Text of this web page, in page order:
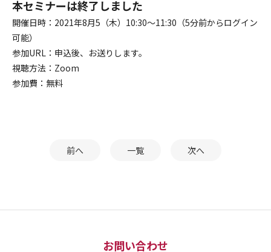
本セミナーは終了しました
開催日時：2021年8月5（木）10:30～11:30（5分前からログイン
可能）
参加URL：申込後、お送りします。
視聴方法：Zoom
参加費：無料
前へ 一覧 次へ
お問い合わせ